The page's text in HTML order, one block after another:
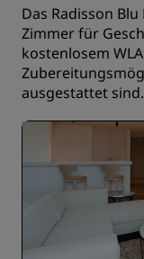
Das Radisson
Zimmer für
kostenlosem
ausgestattet sind.